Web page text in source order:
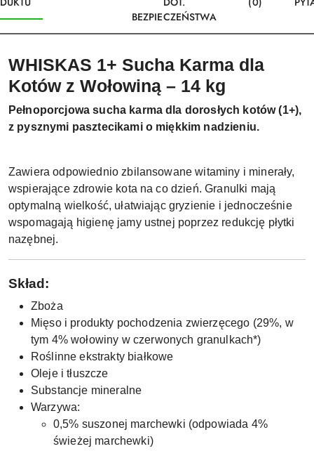
BEZPIECZEŃSTWA
WHISKAS 1+ Sucha Karma dla
Kotów z Wołowiną – 14 kg
Pełnoporcjowa sucha karma dla dorosłych kotów (1+),
z pysznymi pasztecikami o miękkim nadzieniu.
Zawiera odpowiednio zbilansowane witaminy i minerały,
wspierające zdrowie kota na co dzień. Granulki mają
optymalną wielkość, ułatwiając gryzienie i jednocześnie
wspomagają higienę jamy ustnej poprzez redukcję płytki
nazębnej.
Skład:
Zboża
Mięso i produkty pochodzenia zwierzęcego (29%, w
tym 4% wołowiny w czerwonych granulkach*)
Roślinne ekstrakty białkowe
Oleje i tłuszcze
Substancje mineralne
Warzywa:
0,5% suszonej marchewki (odpowiada 4%
świeżej marchewki)